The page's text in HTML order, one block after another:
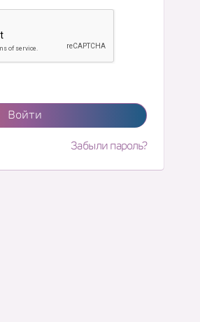
Войти
Забыли пароль?